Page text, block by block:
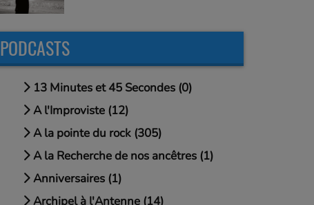
PODCASTS
13 Minutes et 45 Secondes (0)
A l'Improviste (12)
A la pointe du rock (305)
A la Recherche de nos ancêtres (1)
Anniversaires (1)
Archipel à l'Antenne (14)